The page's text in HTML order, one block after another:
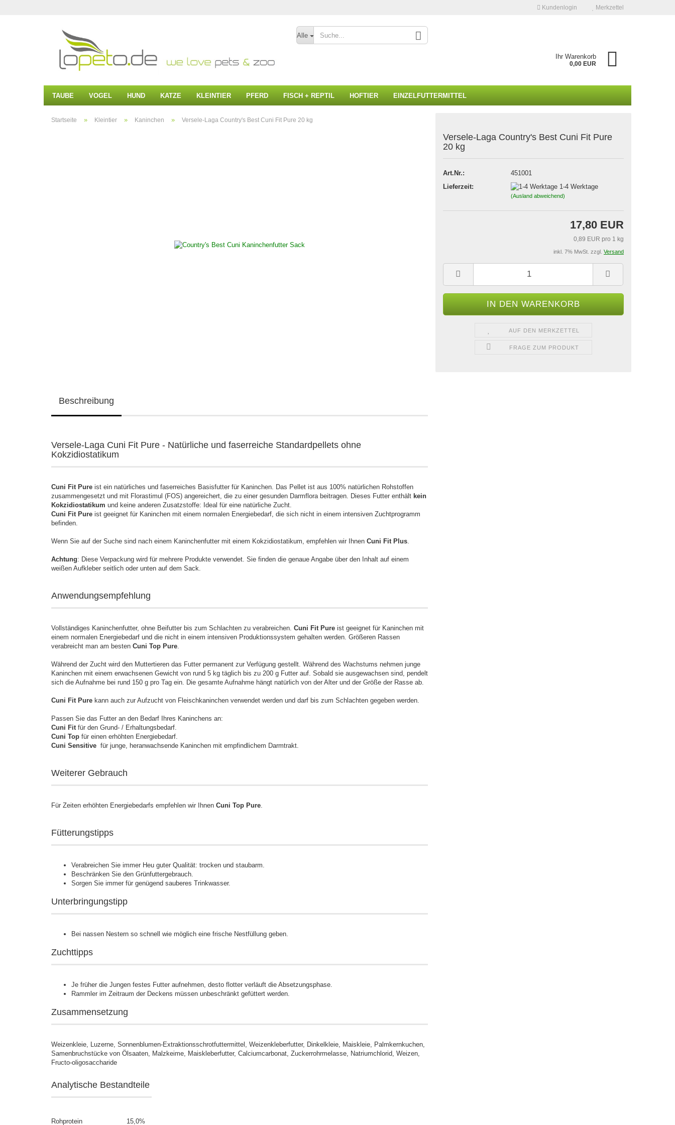
Kundenlogin
Konto erstellen
Passwort vergessen?
Merkzettel
Alle
Ihr Warenkorb
0,00 EUR
TAUBE VOGEL HUND KATZE KLEINTIER PFERD FISCH + REPTIL HOFTIER EINZELFUTTERMITTEL
Startseite » Kleintier » Kaninchen » Versele-Laga Country's Best Cuni Fit Pure 20 kg
Versele-Laga Country's Best Cuni Fit Pure
20 kg
Art.Nr.:
451001
Lieferzeit:
1-4 Werktage
(Ausland abweichend)
17,80 EUR
0,89 EUR pro 1 kg
inkl. 7% MwSt. zzgl. Versand
AUF DEN MERKZETTEL
FRAGE ZUM PRODUKT
Beschreibung
Versele-Laga Cuni Fit Pure - Natürliche und faserreiche Standardpellets ohne
Kokzidiostatikum
Cuni Fit Pure ist ein natürliches und faserreiches Basisfutter für Kaninchen. Das Pellet ist aus 100% natürlichen Rohstoffen
zusammengesetzt und mit Florastimul (FOS) angereichert, die zu einer gesunden Darmflora beitragen. Dieses Futter enthält kein
Kokzidiostatikum und keine anderen Zusatzstoffe: Ideal für eine natürliche Zucht.
Cuni Fit Pure ist geeignet für Kaninchen mit einem normalen Energiebedarf, die sich nicht in einem intensiven Zuchtprogramm
befinden.
Wenn Sie auf der Suche sind nach einem Kaninchenfutter mit einem Kokzidiostatikum, empfehlen wir Ihnen Cuni Fit Plus.
Achtung: Diese Verpackung wird für mehrere Produkte verwendet. Sie finden die genaue Angabe über den Inhalt auf einem
weißen Aufkleber seitlich oder unten auf dem Sack.
Anwendungsempfehlung
Vollständiges Kaninchenfutter, ohne Beifutter bis zum Schlachten zu verabreichen. Cuni Fit Pure ist geeignet für Kaninchen mit
einem normalen Energiebedarf und die nicht in einem intensiven Produktionssystem gehalten werden. Größeren Rassen
verabreicht man am besten Cuni Top Pure.
Während der Zucht wird den Muttertieren das Futter permanent zur Verfügung gestellt. Während des Wachstums nehmen junge
Kaninchen mit einem erwachsenen Gewicht von rund 5 kg täglich bis zu 200 g Futter auf. Sobald sie ausgewachsen sind, pendelt
sich die Aufnahme bei rund 150 g pro Tag ein. Die gesamte Aufnahme hängt natürlich von der Alter und der Größe der Rasse ab.
Cuni Fit Pure kann auch zur Aufzucht von Fleischkaninchen verwendet werden und darf bis zum Schlachten gegeben werden.
Passen Sie das Futter an den Bedarf Ihres Kaninchens an:
Cuni Fitfür den Grund- / Erhaltungsbedarf.
Cuni Top für einen erhöhten Energiebedarf.
Cuni Sensitive für junge, heranwachsende Kaninchen mit empfindlichem Darmtrakt.
Weiterer Gebrauch
Für Zeiten erhöhten Energiebedarfs empfehlen wir Ihnen Cuni Top Pure.
Fütterungstipps
Verabreichen Sie immer Heu guter Qualität: trocken und staubarm.
Beschränken Sie den Grünfuttergebrauch.
Sorgen Sie immer für genügend sauberes Trinkwasser.
Unterbringungstipp
Bei nassen Nestern so schnell wie möglich eine frische Nestfüllung geben.
Zuchttipps
Je früher die Jungen festes Futter aufnehmen, desto flotter verläuft die Absetzungsphase.
Rammler im Zeitraum der Deckens müssen unbeschränkt gefüttert werden.
Zusammensetzung
Weizenkleie, Luzerne, Sonnenblumen-Extraktionsschrotfuttermittel, Weizenkleberfutter, Dinkelkleie, Maiskleie, Palmkernkuchen,
Samenbruchstücke von Ölsaaten, Malzkeime, Maiskleberfutter, Calciumcarbonat, Zuckerrohrmelasse, Natriumchlorid, Weizen,
Fructo-oligosaccharide
Analytische Bestandteile
Rohprotein 15,0%